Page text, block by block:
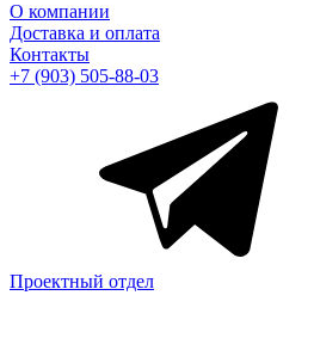
О компании
Доставка и оплата
Контакты
+7 (903) 505-88-03
Проектный отдел